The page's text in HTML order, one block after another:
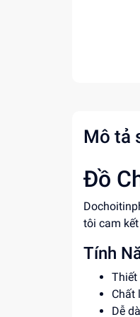
Mô tả
Đồ
tôi cam
Tính
Thiết
Chất
Dễ